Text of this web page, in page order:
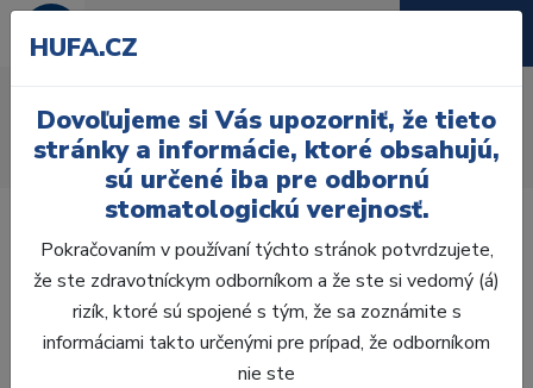
Úvod Ordinácia Prístroje
Ultrazvukové prístroje
Koncovky
Sady
Laboratórium, Zub.
technika
HUFA.CZ
Dovoľujeme si Vás upozorniť, že tieto
stránky a informácie, ktoré obsahujú,
sú určené iba pre odbornú
stomatologickú verejnosť.
Pokračovaním v používaní týchto stránok potvrdzujete,
že ste zdravotníckym odborníkom a že ste si vedomý (á)
rizík, ktoré sú spojené s tým, že sa zoznámite s
informáciami takto určenými pre prípad, že odborníkom
nie ste